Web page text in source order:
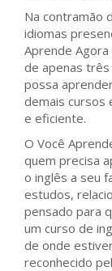
Na contramão
idiomas
Aprende
de apenas três
possa
demais cursos
e eficiente.
O Você
quem precisa
o inglês a seu
estudos,
pensado para
um curso de
de onde
reconhecido